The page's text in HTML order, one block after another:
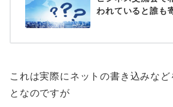
われていると誰も
これは実際にネットの書き込みなど
となのですが